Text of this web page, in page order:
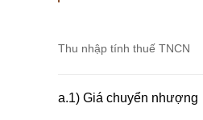
Thu nhập tính thuế TNCN
a.1) Giá chuyển nhượng